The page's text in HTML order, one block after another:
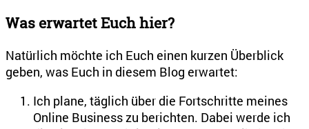
Was erwartet Euch hier?
Natürlich möchte ich Euch einen kurzen Überblick
geben, was Euch in diesem Blog erwartet:
Ich plane, täglich über die Fortschritte meines
Online Business zu berichten. Dabei werde ich